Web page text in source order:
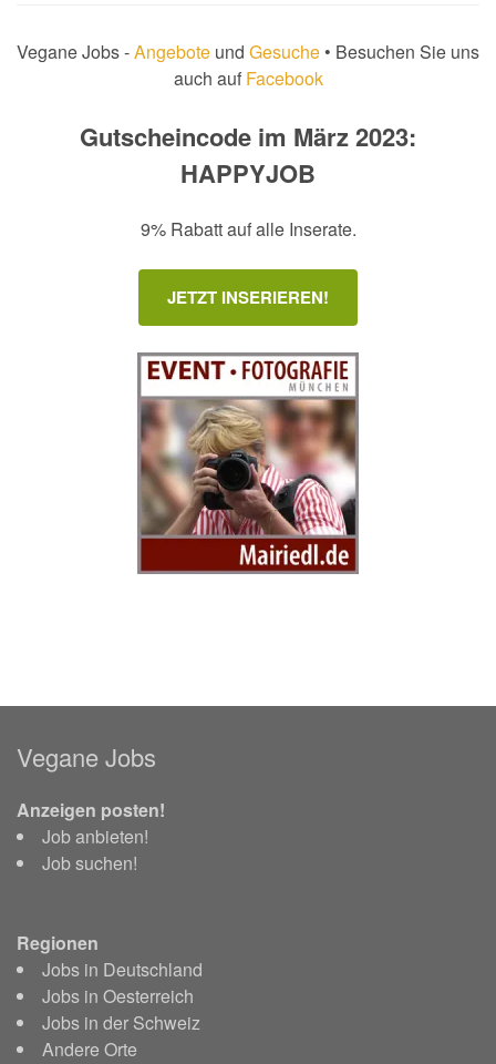
Vegane Jobs -Angebote und Gesuche • Besuchen Sie uns
auch auf Facebook
Gutscheincode im März 2023:
HAPPYJOB
9% Rabatt auf alle Inserate.
JETZT INSERIEREN!
Vegane Jobs
Anzeigen posten!
Job anbieten!
Job suchen!
Regionen
Jobs in Deutschland
Jobs in Oesterreich
Jobs in der Schweiz
Andere Orte